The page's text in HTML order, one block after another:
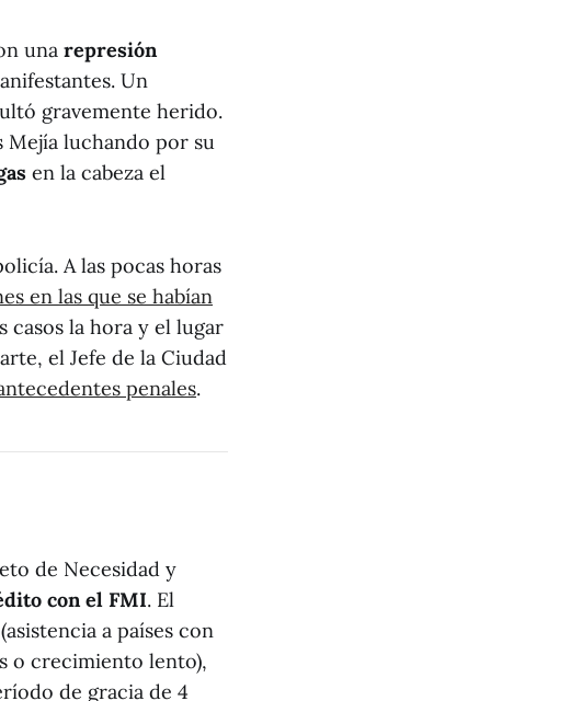
una represión
Un
gravemente herido.
Mejía luchando por su
en la cabeza el
A las pocas horas
en las que se habían
casos la hora y el lugar
el Jefe de la Ciudad
penales.
de Necesidad y
con el FMI. El
(asistencia a países con
o crecimiento lento),
de gracia de 4